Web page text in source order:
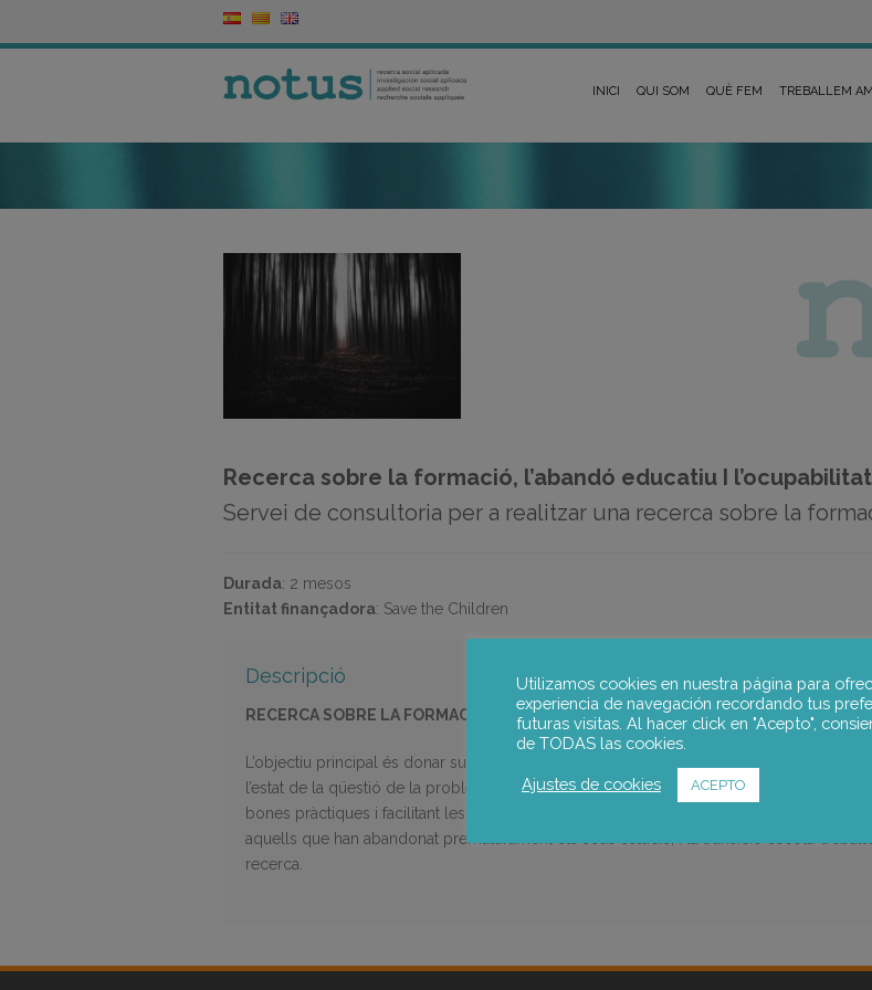
INICI QUI SOM QUÈ FEM TREBALLEM
Recerca sobre la formació, l’abandó educatiu I l’ocupabilitat
Servei de consultoria per a realitzar una recerca sobre la
Durada: 2 mesos
Entitat finançadora: Save the Children
Descripció
RECERCA SOBRE LA FORMACIÓ, L’ABANDÓ EDUCATIU I L’OCUPABILITAT
L’objectiu principal és donar suport tècnic a Save the Children a través de l’elaboració
l’estat de la qüestió de la problemàtica de la inserció laboral sostenible dels diferents
bones pràctiques i facilitant les possibles claus de l’èxit d’aquestes pràctiques en
aquells que han abandonat prematurament els seus estudis, i la transició escola-
recerca.
Utilizamos cookies en nuestra página para
experiencia de navegación recordando tus
futuras visitas. Al hacer click en "Acepto",
de TODAS las cookies.
Ajustes de cookies ACEPTO